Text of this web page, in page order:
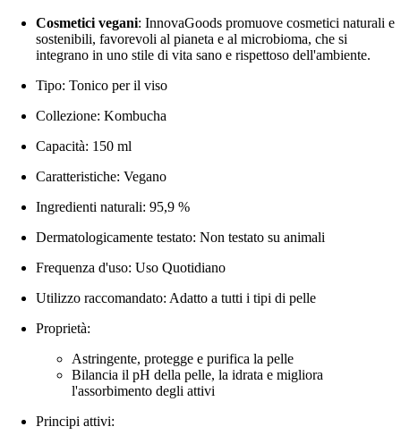
Cosmetici vegani: InnovaGoods promuove cosmetici naturali e
sostenibili, favorevoli al pianeta e al microbioma, che si
integrano in uno stile di vita sano e rispettoso dell'ambiente.
Tipo: Tonico per il viso
Collezione: Kombucha
Capacità: 150 ml
Caratteristiche: Vegano
Ingredienti naturali: 95,9 %
Dermatologicamente testato: Non testato su animali
Frequenza d'uso: Uso Quotidiano
Utilizzo raccomandato: Adatto a tutti i tipi di pelle
Proprietà:
Astringente, protegge e purifica la pelle
Bilancia il pH della pelle, la idrata e migliora
l'assorbimento degli attivi
Principi attivi: